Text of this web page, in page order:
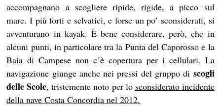
accompagnano a scogliere ripide, rigide, a picco sul
mare. I più forti e selvatici, e forse un po’ sconsiderati, si
avventurano in kayak. È bene considerare, però, che in
alcuni punti, in particolare tra la Punta del Caporosso e la
Baia di Campese non c’è copertura per i cellulari. La
navigazione giunge anche nei pressi del gruppo di scogli
delle Scole, tristemente noto per lo sconsiderato incidente
della nave Costa Concordia nel 2012.